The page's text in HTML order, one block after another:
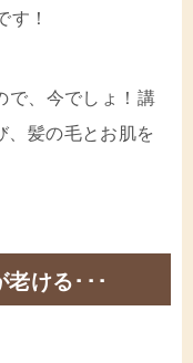
す！
で、今でしょ！講
、髪の毛とお肌を
ける･･･